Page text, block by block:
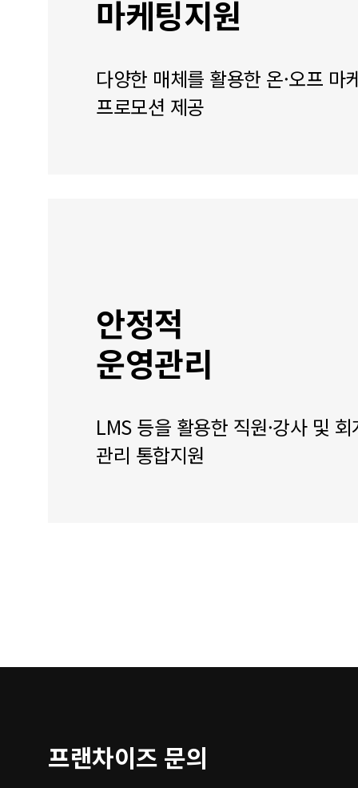
마케팅지원
다양한 매체를 활용한 온·오프 마
프로모션 제공
안정적
운영관리
LMS 등을 활용한 직원·강사 및 회
관리 통합지원
프랜차이즈 문의